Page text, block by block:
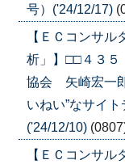
号）('24/12/17)
【ＥＣコンサ
析」】□□４３
協会 矢崎宏一
いねい”なサイ
('24/12/10)
【ＥＣコンサ